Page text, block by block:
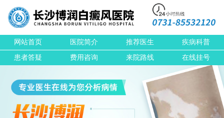
网站首页 医院简介 推荐医生 疾病科普
患者答疑 费用咨询 来院路线 在线挂号